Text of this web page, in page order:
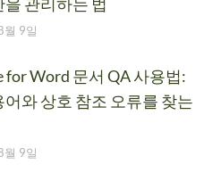
9일
for Word 문서 QA 사용법:
어와 상호 참조 오류를 찾는
9일